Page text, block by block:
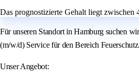
Das prognostizierte Gehalt liegt zwischen
Für unseren Standort in Hamburg suchen
(m/w/d) Service für den Bereich Feuerschutz.
Unser Angebot: